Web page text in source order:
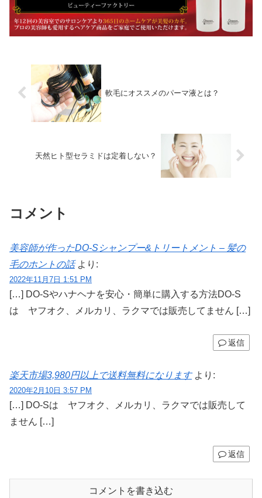
軟毛にオススメのパーマ液とは？
天然ヒト型セラミドは定着しない？
コメント
美容師が作ったDO-Sシャンプー&トリートメント – 髪の
毛のホントの話 より:
2022年11月7日 1:51 PM
[…] DO-Sやハナヘナを安心・簡単に購入する方法DO-S
は ヤフオク、メルカリ、ラクマでは販売してません […]
返信
楽天市場3,980円以上で送料無料になります より:
2020年2月10日 3:57 PM
[…] DO-Sは ヤフオク、メルカリ、ラクマでは販売して
ません […]
返信
コメントを書き込む